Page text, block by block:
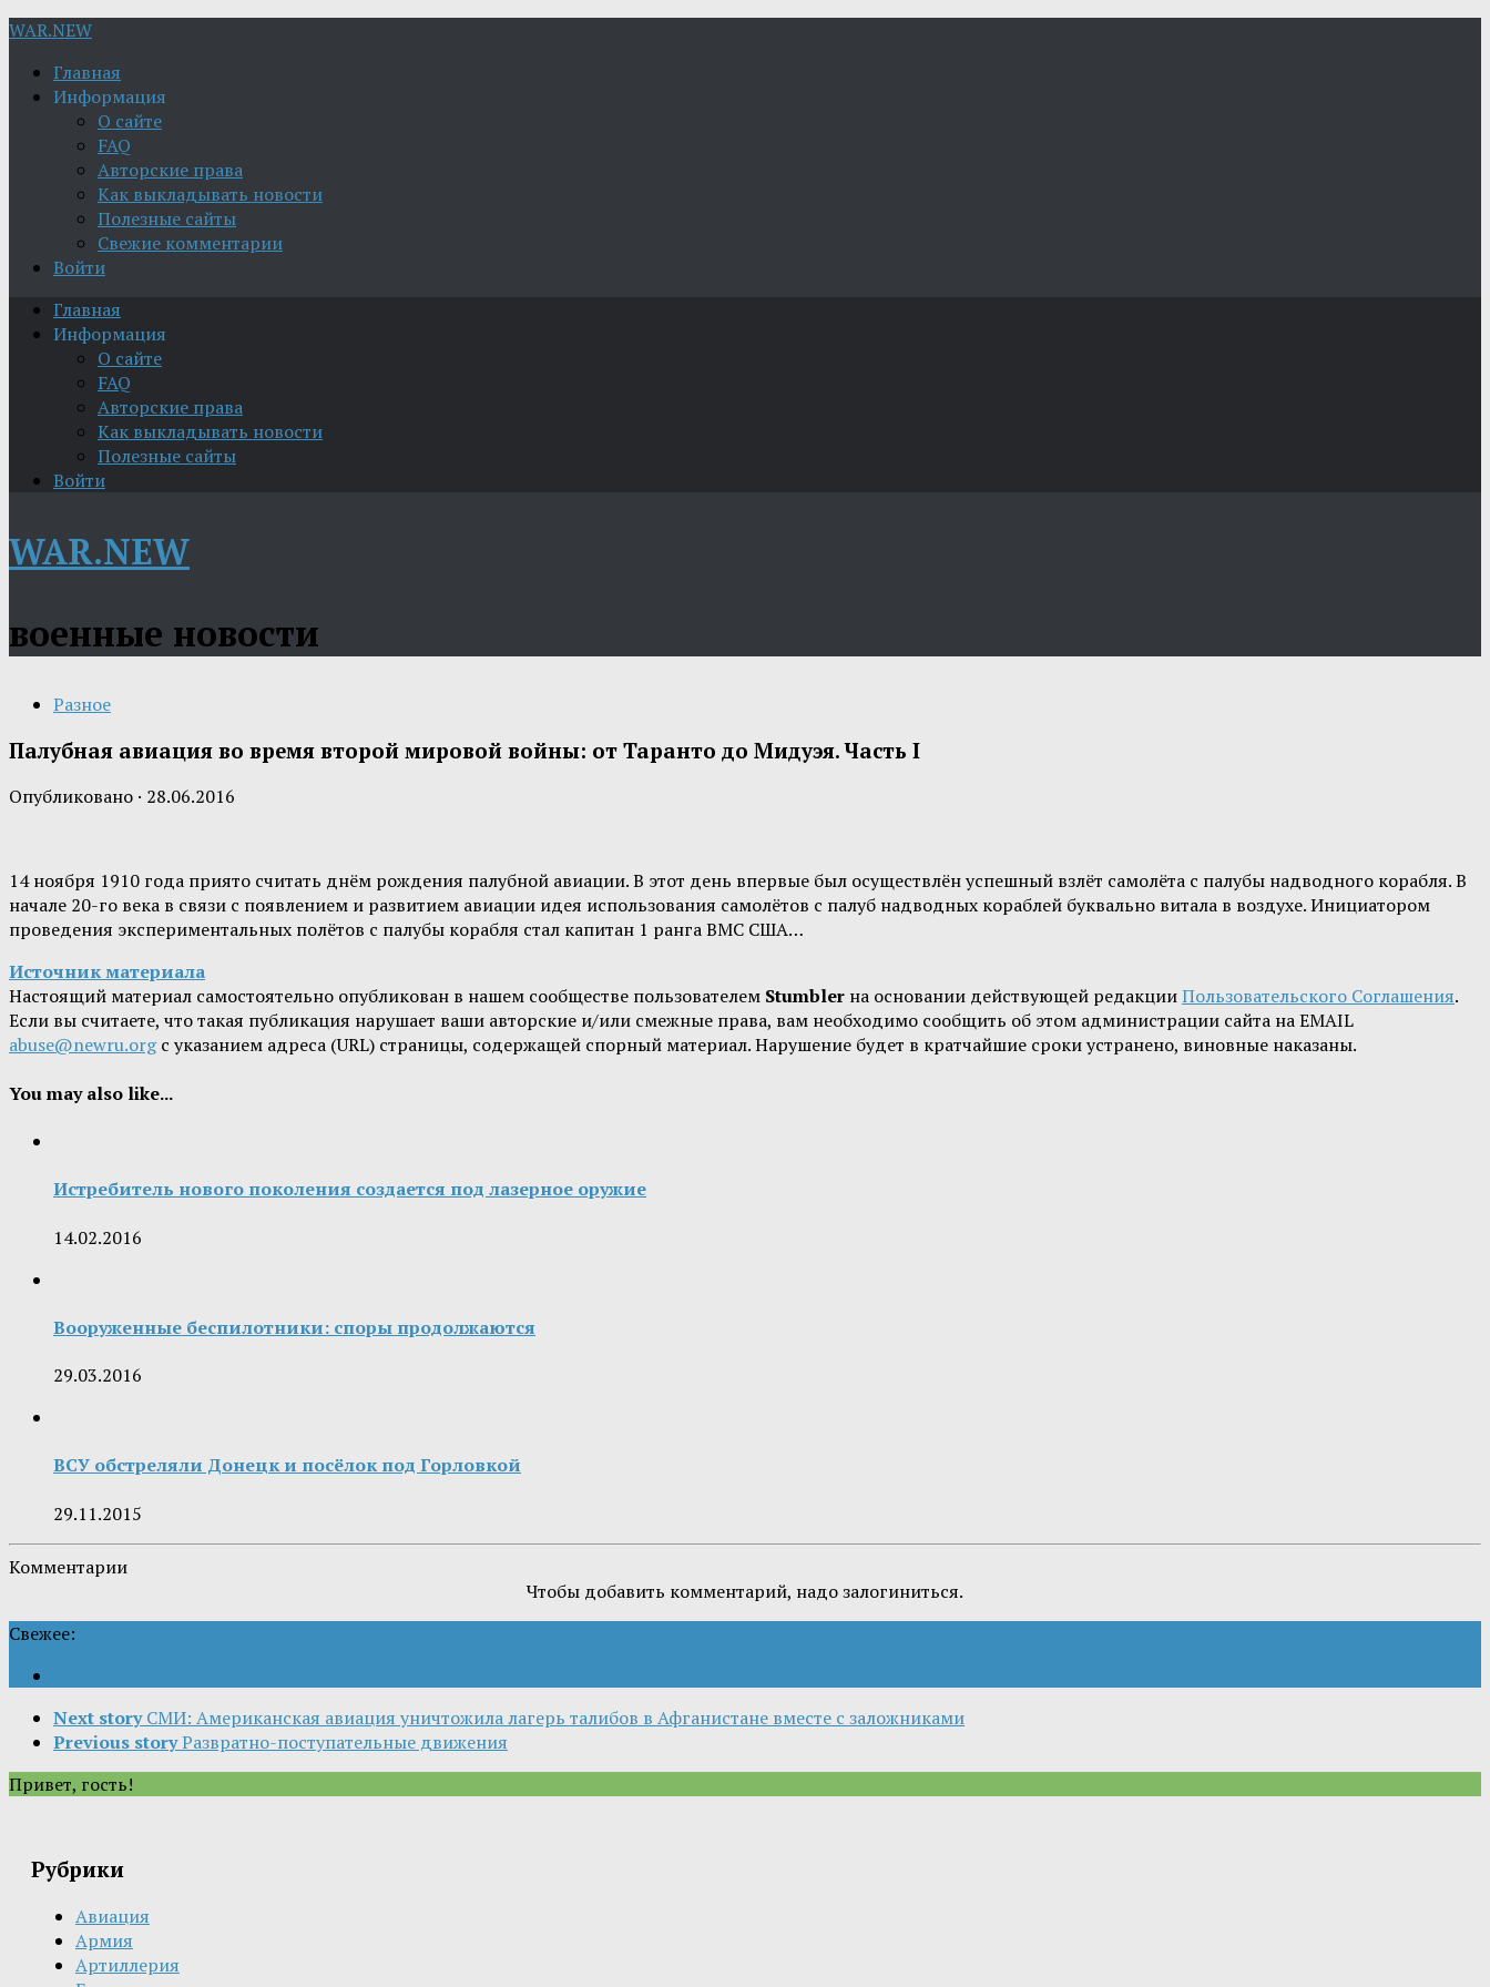
WAR.NEW
Главная
Информация
О сайте
FAQ
Авторские права
Как выкладывать новости
Полезные сайты
Свежие комментарии
Войти
Главная
Информация
О сайте
FAQ
Авторские права
Как выкладывать новости
Полезные сайты
Войти
WAR.NEW
военные новости
Разное
Палубная авиация во время второй мировой войны: от Таранто до Мидуэя. Часть I
Опубликовано · 28.06.2016
14 ноября 1910 года приято считать днём рождения палубной авиации. В этот день впервые был осуществлён успешный взлёт самолёта с палубы надводного корабля. В
начале 20-го века в связи с появлением и развитием авиации идея использования самолётов с палуб надводных кораблей буквально витала в воздухе. Инициатором
проведения экспериментальных полётов с палубы корабля стал капитан 1 ранга ВМС США…
Источник материала
Настоящий материал самостоятельно опубликован в нашем сообществе пользователем Stumbler на основании действующей редакцииПользовательского Соглашения.
Если вы считаете, что такая публикация нарушает ваши авторские и/или смежные права, вам необходимо сообщить об этом администрации сайта на EMAIL
abuse@newru.orgс указанием адреса (URL) страницы, содержащей спорный материал. Нарушение будет в кратчайшие сроки устранено, виновные наказаны.
You may also like...
Истребитель нового поколения создается под лазерное оружие
14.02.2016
Вооруженные беспилотники: споры продолжаются
29.03.2016
ВСУ обстреляли Донецк и посёлок под Горловкой
29.11.2015
Комментарии
Чтобы добавить комментарий, надо залогиниться.
Свежее:
Next story СМИ: Американская авиация уничтожила лагерь талибов в Афганистане вместе с заложниками
Previous storyРазвратно-поступательные движения
Привет, гость!
Рубрики
Авиация
Армия
Артиллерия